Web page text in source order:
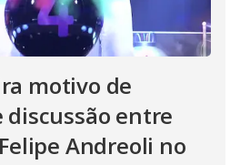
motivo de
discussão entre
Andreoli no